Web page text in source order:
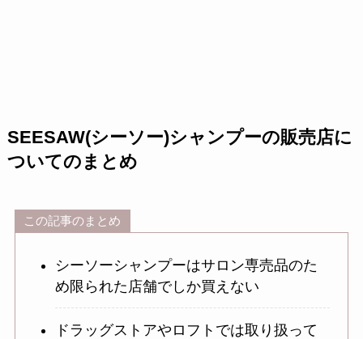
SEESAW(シーソー)シャンプーの販売店に
ついてのまとめ
この記事のまとめ
シーソーシャンプーはサロン専売品のた
め限られた店舗でしか買えない
ドラッグストアやロフトでは取り扱って